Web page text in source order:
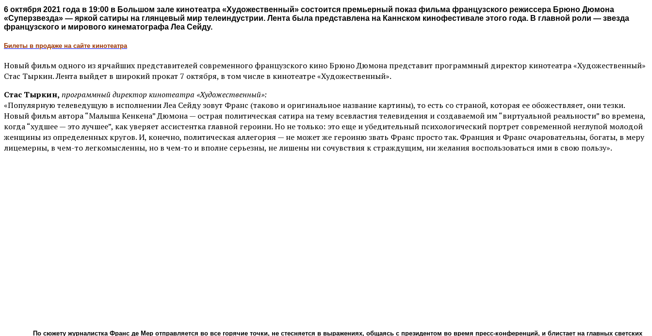
6 октября 2021 года в 19:00 в Большом зале кинотеатра «Художественный» состоится премьерный показ фильма французского режиссера Брюно Дюмона
«Суперзвезда» — яркой сатиры на глянцевый мир телеиндустрии. Лента была представлена на Каннском кинофестивале этого года. В главной роли — звезда
французского и мирового кинематографа Леа Сейду.
Билеты в продаже на сайте кинотеатра
Новый фильм одного из ярчайших представителей современного французского кино Брюно Дюмона представит программный директор кинотеатра «Художественный»
Стас Тыркин. Лента выйдет в широкий прокат 7 октября, в том числе в кинотеатре «Художественный».
Стас Тыркин, программный директор кинотеатра «Художественный»:
«Популярную телеведущую в исполнении Леа Сейду зовут Франс (таково и оригинальное название картины), то есть со страной, которая ее обожествляет, они тезки.
Новый фильм автора “Малыша Кенкена” Дюмона — острая политическая сатира на тему всевластия телевидения и создаваемой им “виртуальной реальности” во времена,
когда “худшее — это лучшее”, как уверяет ассистентка главной героини. Но не только: это еще и убедительный психологический портрет современной неглупой молодой
женщины из определенных кругов. И, конечно, политическая аллегория — не может же героиню звать Франс просто так. Франция и Франс очаровательны, богаты, в меру
лицемерны, в чем-то легкомысленны, но в чем-то и вполне серьезны, не лишены ни сочувствия к страждущим, ни желания воспользоваться ими в свою пользу».
По сюжету журналистка Франс де Мер отправляется во все горячие точки, не стесняется в выражениях, общаясь с президентом во время пресс-конференций, и блистает на главных светских